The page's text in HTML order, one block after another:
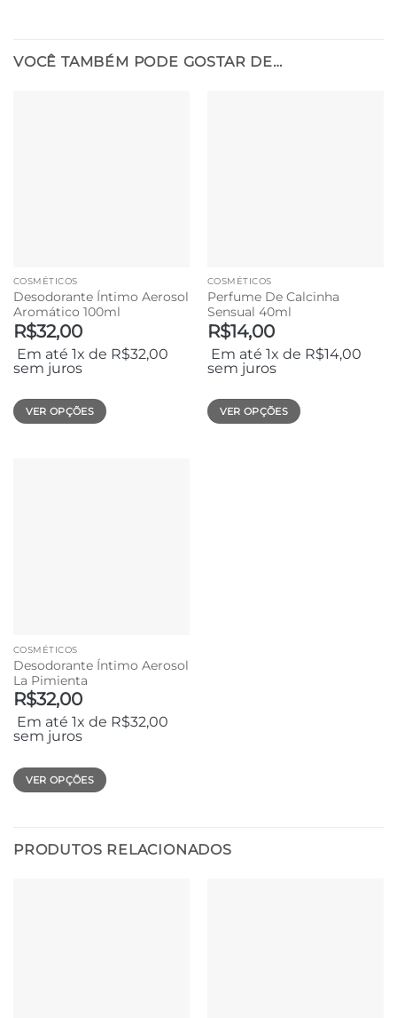
VOCÊ TAMBÉM PODE GOSTAR DE…
COSMÉTICOS
Desodorante Íntimo Aerosol
Aromático 100ml
R$32,00
Em até 1x de R$32,00
sem juros
VER OPÇÕES
do
produto
COSMÉTICOS
Perfume De Calcinha
Sensual 40ml
R$14,00
Em até 1x de R$14,00
sem juros
VER OPÇÕES
COSMÉTICOS
Desodorante Íntimo Aerosol
La Pimienta
R$32,00
Em até 1x de R$32,00
sem juros
VER OPÇÕES
várias
PRODUTOS RELACIONADOS